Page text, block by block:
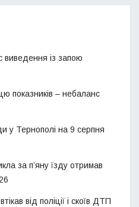
виведення із запою
показників – небаланс
у Тернополі на 9 серпня
за п’яну їзду отримав
від поліції і скоїв ДТП